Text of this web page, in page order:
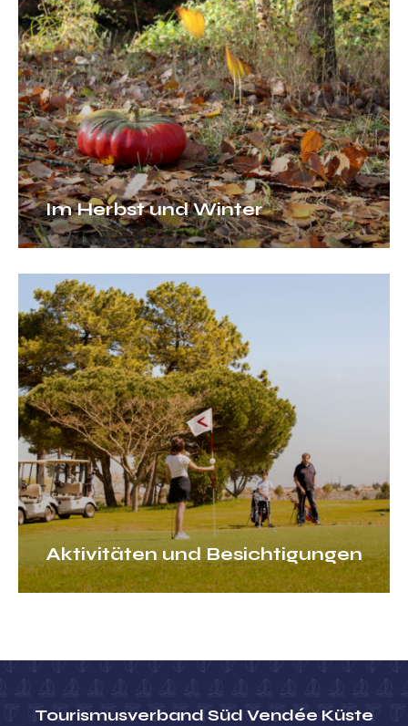
Winter
Im Herbst und Winter
Aktivitäten
und
Besichtigungen
Aktivitäten und Besichtigungen
Tourismusverband Süd Vendée Küste